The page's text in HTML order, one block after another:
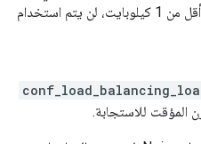
يكون عنوان URI لطلب العنوان فيها أقل من 1 كيلوبايت، لن يتم استخدام
المؤقت للاستجابة.